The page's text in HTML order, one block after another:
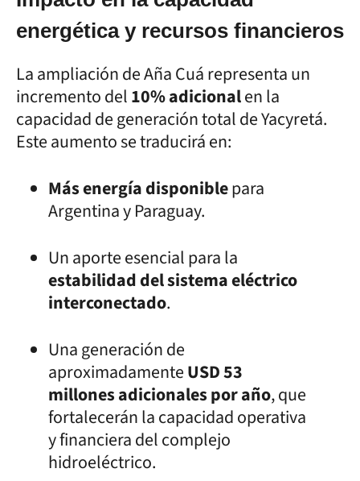
energética y recursos financieros
La ampliación de Aña Cuá representa un
incremento del10% adicionalen la
capacidad de generación total de Yacyretá.
Este aumento se traducirá en:
Más energía disponiblepara
Argentina y Paraguay.
Un aporte esencial para la
estabilidad del sistema eléctrico
interconectado.
Una generación de
aproximadamenteUSD 53
millones adicionales por año, que
fortalecerán la capacidad operativa
y financiera del complejo
hidroeléctrico.